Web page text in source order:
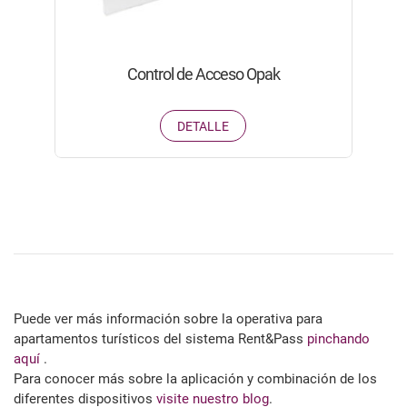
Control de Acceso Opak
DETALLE
Puede ver más información sobre la operativa para
apartamentos turísticos del sistema Rent&Pass pinchando
aquí .
Para conocer más sobre la aplicación y combinación de los
diferentes dispositivos visite nuestro blog.